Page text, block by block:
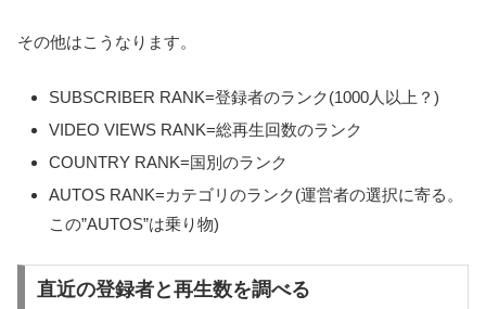
その他はこうなります。
SUBSCRIBER RANK=登録者のランク(1000人以上？)
VIDEO VIEWS RANK=総再生回数のランク
COUNTRY RANK=国別のランク
AUTOS RANK=カテゴリのランク(運営者の選択に寄る。
この”AUTOS”は乗り物)
直近の登録者と再生数を調べる